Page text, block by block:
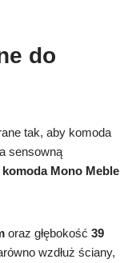
do
tak, aby komoda
sensowną
Mono Meble
oraz głębokość 39
wzdłuż ściany,